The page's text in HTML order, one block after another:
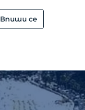
Впиши се